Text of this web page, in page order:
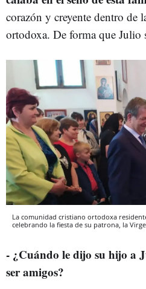
corazón y creyente dentro de
ortodoxa. De forma que Julio
La comunidad cristiano ortodoxa
celebrando la fiesta de su patrona, la
- ¿Cuándo le dijo su hijo a
ser amigos?